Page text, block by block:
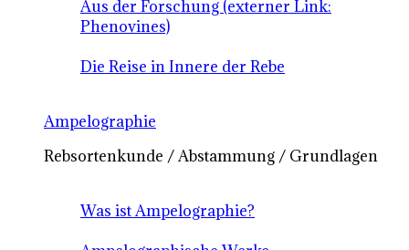
Aus der Forschung (externer Link:
Phenovines)
Die Reise in Innere der Rebe
Ampelographie
Rebsortenkunde / Abstammung / Grundlagen
Was ist Ampelographie?